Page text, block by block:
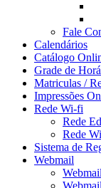
Fale
Calendários
Catálogo
Grade de
Matriculas /
Impressões
Rede Wi-fi
Rede
Rede
Sistema de
Webmail